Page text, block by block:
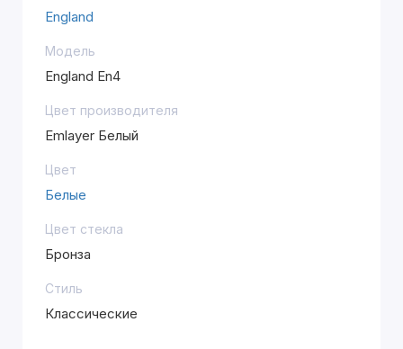
England
Модель
England En4
Цвет производителя
Emlayer Белый
Цвет
Белые
Цвет стекла
Бронза
Стиль
Классические